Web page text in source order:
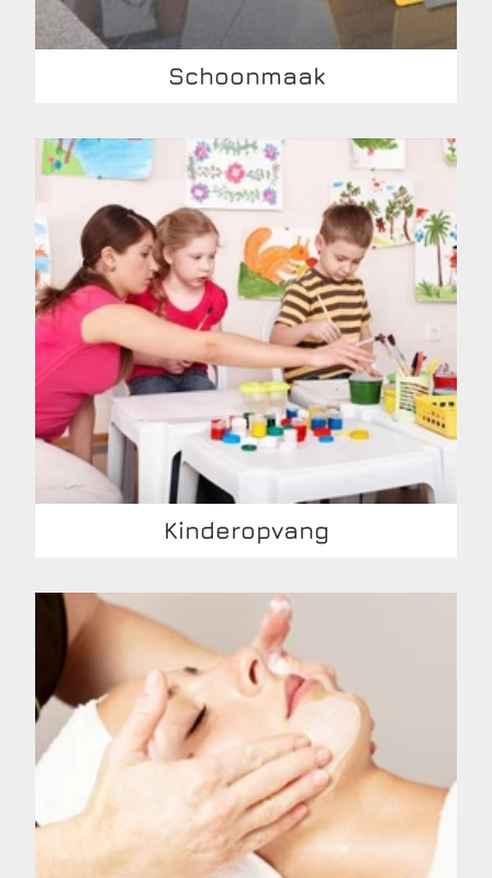
Schoonmaak
Kinderopvang